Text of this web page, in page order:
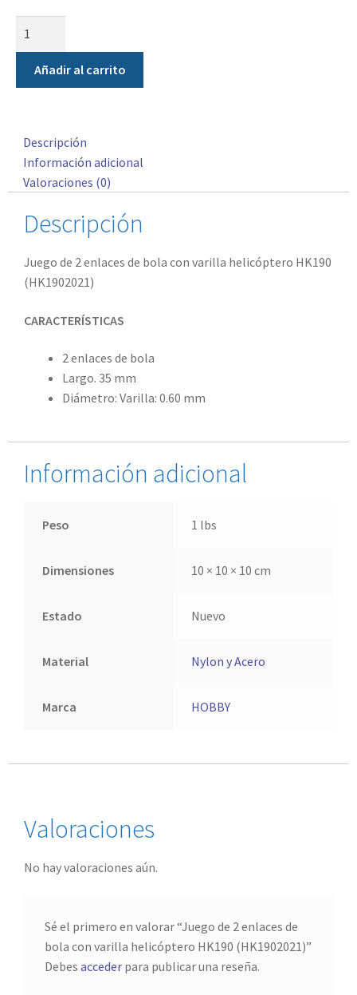
Añadir al carrito
Descripción
Información adicional
Valoraciones (0)
Descripción
Juego de 2 enlaces de bola con varilla helicóptero HK190
(HK1902021)
CARACTERÍSTICAS
2 enlaces de bola
Largo. 35 mm
Diámetro: Varilla: 0.60 mm
Información adicional
Peso 1 lbs
Dimensiones 10 × 10 × 10 cm
Estado Nuevo
Material Nylon y Acero
Marca HOBBY
Valoraciones
No hay valoraciones aún.
Sé el primero en valorar “Juego de 2 enlaces de
bola con varilla helicóptero HK190 (HK1902021)”
Debes accederpara publicar una reseña.